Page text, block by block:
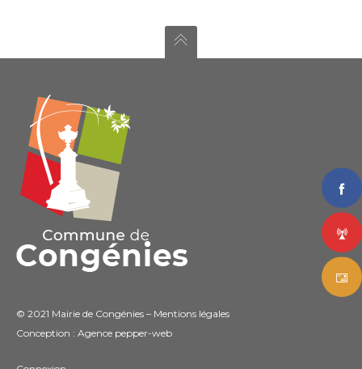
© 2021 Mairie de Congénies – Mentions légales
Conception : Agence pepper-web